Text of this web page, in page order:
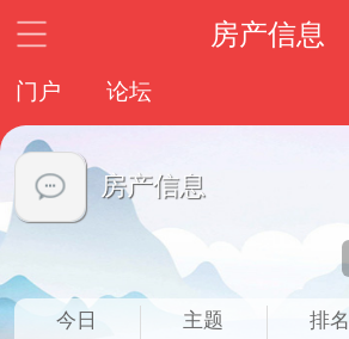
房产信息
门户 论坛
房产信息
今日 主题 排名